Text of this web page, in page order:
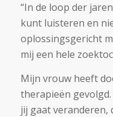
“In de loop der
kunt luisteren en
oplossingsgericht
mij een hele
Mijn vrouw heeft
therapieën
jij gaat veranderen,